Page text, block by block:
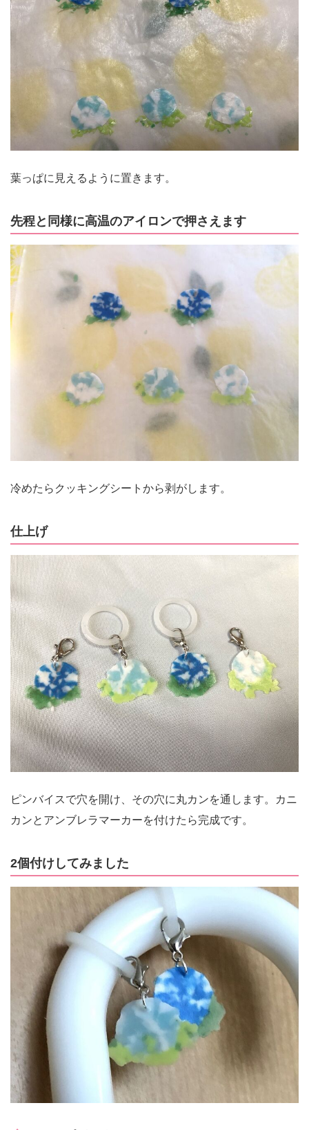
葉っぱに見えるように置きます。
先程と同様に高温のアイロンで押さえます
冷めたらクッキングシートから剥がします。
仕上げ
ピンバイスで穴を開け、その穴に丸カンを通します。カニ
カンとアンブレラマーカーを付けたら完成です。
2個付けしてみました